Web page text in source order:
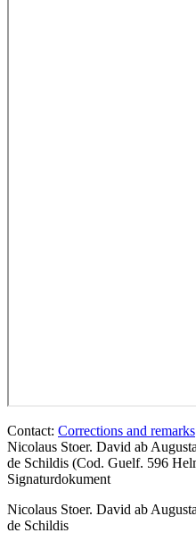
Contact: Corrections and remarks
Nicolaus Stoer. David ab
de Schildis (Cod. Guelf. 596
Signaturdokument
Nicolaus Stoer. David ab
de Schildis